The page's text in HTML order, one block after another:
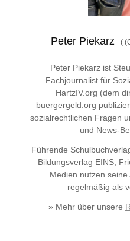
Peter Piekarz (
Peter Piekarz ist
Fachjournalist für
HartzIV.org (dem
buergergeld.org
sozialrechtlichen Fragen
und News-
Führende
Bildungsverlag EINS,
Medien nutzen
regelmäßig als
» Mehr über unsere